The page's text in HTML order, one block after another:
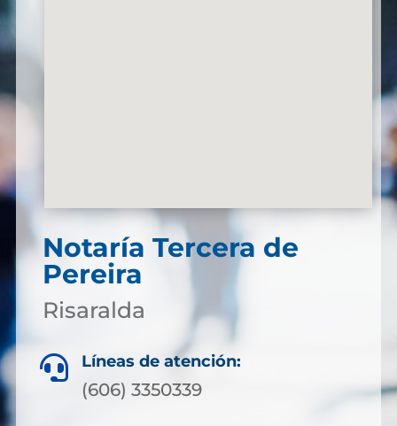
Notaría Tercera de
Pereira
Risaralda
 Líneas de atención:
(606) 3350339